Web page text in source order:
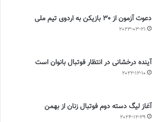
دعوت آزمون از 30 بازیکن به اردوی تیم ملی
2023-03-21
آینده درخشانی در انتظار فوتبال بانوان است
2022-12-10
آغاز لیگ دسته دوم فوتبال زنان از بهمن
2024-12-29